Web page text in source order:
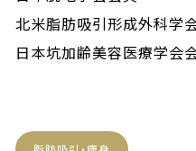
北米脂肪吸引形成外科学
日本坑加齢美容医療学会